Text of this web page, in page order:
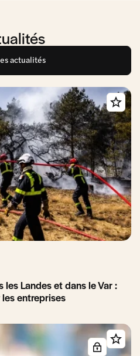
actualités
les Landes et dans le Var :
entreprises